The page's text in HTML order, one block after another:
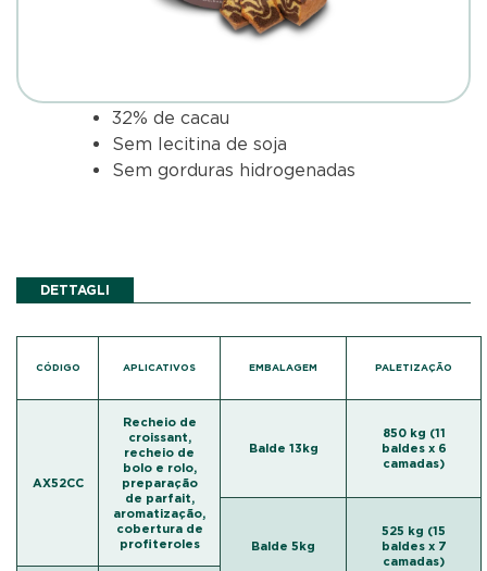
32% de cacau
Sem lecitina de soja
Sem gorduras hidrogenadas
DETTAGLI
CÓDIGO APLICATIVOS
AX52CC
Recheio de
croissant,
recheio de
bolo e rolo,
preparação
de parfait,
aromatização,
cobertura de
profiteroles
EMBALAGEM PALETIZAÇÃO
Balde 13kg
850 kg (11
baldes x 6
camadas)
Balde 5kg
525 kg (15
baldes x 7
camadas)